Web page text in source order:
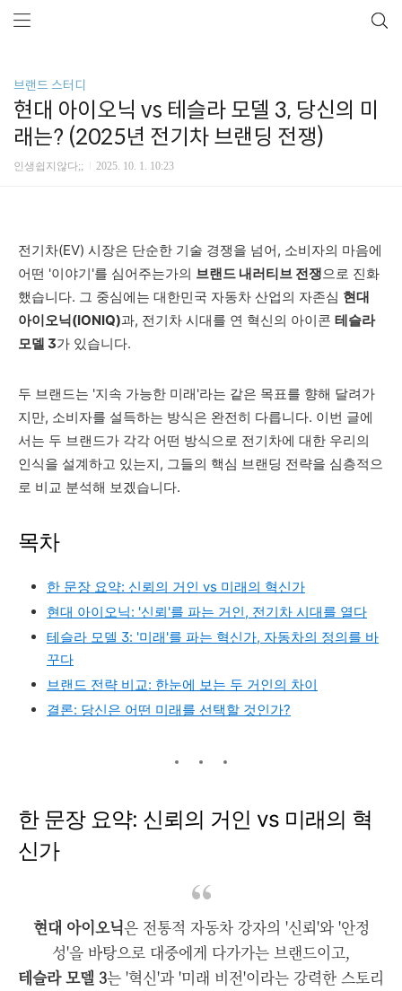
브랜드 스터디
현대 아이오닉 vs 테슬라 모델 3, 당신의 미
래는? (2025년 전기차 브랜딩 전쟁)
인생쉽지않다;; 2025. 10. 1. 10:23
전기차(EV) 시장은 단순한 기술 경쟁을 넘어, 소비자의 마음에
어떤 '이야기'를 심어주는가의 브랜드 내러티브 전쟁으로 진화
했습니다. 그 중심에는 대한민국 자동차 산업의 자존심 현대
아이오닉(IONIQ)과, 전기차 시대를 연 혁신의 아이콘 테슬라
모델 3가 있습니다.
두 브랜드는 '지속 가능한 미래'라는 같은 목표를 향해 달려가
지만, 소비자를 설득하는 방식은 완전히 다릅니다. 이번 글에
서는 두 브랜드가 각각 어떤 방식으로 전기차에 대한 우리의
인식을 설계하고 있는지, 그들의 핵심 브랜딩 전략을 심층적으
로 비교 분석해 보겠습니다.
목차
한 문장 요약: 신뢰의 거인 vs 미래의 혁신가
현대 아이오닉: '신뢰'를 파는 거인, 전기차 시대를 열다
테슬라 모델 3: '미래'를 파는 혁신가, 자동차의 정의를 바
꾸다
브랜드 전략 비교: 한눈에 보는 두 거인의 차이
결론: 당신은 어떤 미래를 선택할 것인가?
한 문장 요약: 신뢰의 거인 vs 미래의 혁
신가
현대 아이오닉은 전통적 자동차 강자의 '신뢰'와 '안정
성'을 바탕으로 대중에게 다가가는 브랜드이고,
테슬라 모델 3는 '혁신'과 '미래 비전'이라는 강력한 스토리